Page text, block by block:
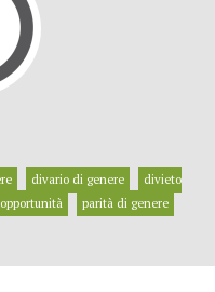
divario di genere
divieto
parità di genere